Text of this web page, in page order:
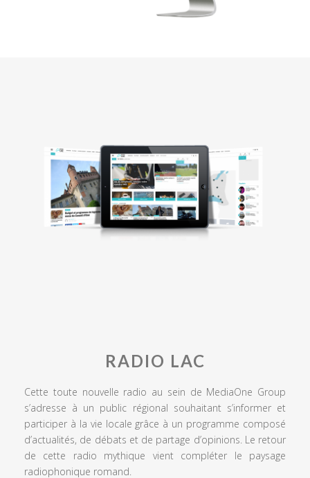
RADIO LAC
Cette toute nouvelle radio au sein de MediaOne Group
s’adresse à un public régional souhaitant s’informer et
participer à la vie locale grâce à un programme composé
d’actualités, de débats et de partage d’opinions. Le retour
de cette radio mythique vient compléter le paysage
radiophonique romand.